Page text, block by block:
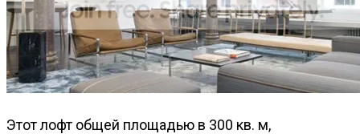
Этот лофт общей площадью в 300 кв. м,